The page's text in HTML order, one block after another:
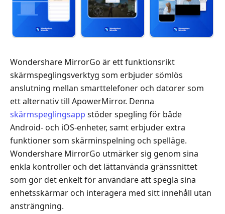
Wondershare MirrorGo är ett funktionsrikt
skärmspeglingsverktyg som erbjuder sömlös
anslutning mellan smarttelefoner och datorer som
ett alternativ till ApowerMirror. Denna
skärmspeglingsapp stöder spegling för både
Android- och iOS-enheter, samt erbjuder extra
funktioner som skärminspelning och spelläge.
Wondershare MirrorGo utmärker sig genom sina
enkla kontroller och det lättanvända gränssnittet
som gör det enkelt för användare att spegla sina
enhetsskärmar och interagera med sitt innehåll utan
ansträngning.